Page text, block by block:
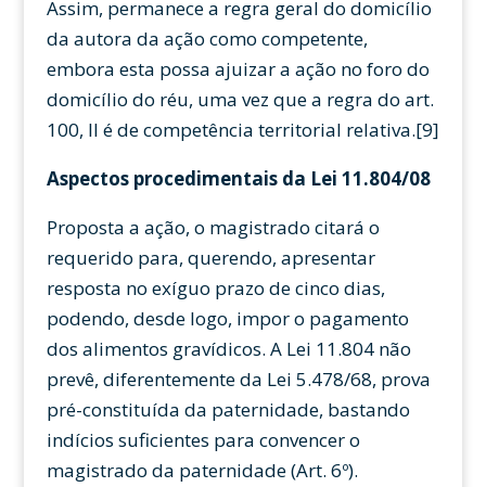
Assim, permanece a regra geral do domicílio
da autora da ação como competente,
embora esta possa ajuizar a ação no foro do
domicílio do réu, uma vez que a regra do art.
100, II é de competência territorial relativa.[9]
Aspectos procedimentais da Lei 11.804/08
Proposta a ação, o magistrado citará o
requerido para, querendo, apresentar
resposta no exíguo prazo de cinco dias,
podendo, desde logo, impor o pagamento
dos alimentos gravídicos. A Lei 11.804 não
prevê, diferentemente da Lei 5.478/68, prova
pré-constituída da paternidade, bastando
indícios suficientes para convencer o
magistrado da paternidade (Art. 6º).